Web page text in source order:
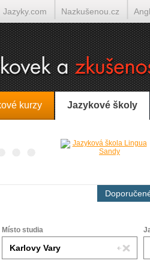
kurzy Jazykové školy
Místo studia
Jazyky.com Nazkušenou.cz
Tlumočí.cz